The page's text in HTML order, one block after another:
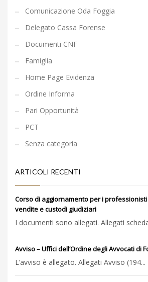
Comunicazione Oda Foggia
Delegato Cassa Forense
Documenti CNF
Famiglia
Home Page Evidenza
Ordine Informa
Pari Opportunità
PCT
Senza categoria
ARTICOLI RECENTI
Corso di aggiornamento per i
vendite e custodi giudiziari
I documenti sono allegati. Allegati
Avviso – Uffici dell’Ordine degli Avvocati di
L’avviso è allegato. Allegati Avviso (194...